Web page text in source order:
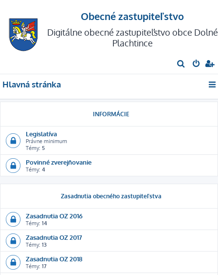
Obecné zastupiteľstvo
Digitálne obecné zastupiteľstvo obce Dolné
Plachtince
ľ
d
Hlavná stránka
INFORMÁCIE
Legislatíva
Právne minimum
Témy: 5
Povinné zverejňovanie
Témy: 4
Zasadnutia obecného zastupiteľstva
Zasadnutia OZ 2016
Témy: 14
Zasadnutia OZ 2017
Témy: 13
Zasadnutia OZ 2018
Témy: 17